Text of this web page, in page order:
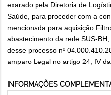
exarado pela Diretoria de
Saúde, para proceder com a
mencionada para aquisição
abastecimento da rede SUS-
desse processo nº
amparo Legal no artigo 24, IV da
INFORMAÇÕES